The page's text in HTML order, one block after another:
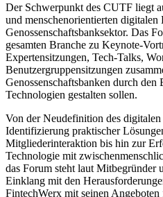
Der Schwerpunkt des CUTF liegt
und menschenorientierten digitalen
Genossenschaftsbanksektor. Das
gesamten Branche zu Keynote-
Expertensitzungen, Tech-Talks,
Benutzergruppensitzungen
Genossenschaftsbanken durch den
Technologien gestalten sollen.
Von der Neudefinition des
Identifizierung praktischer
Mitgliederinteraktion bis hin zur
Technologie mit
das Forum steht laut
Einklang mit den
FintechWerx mit seinen